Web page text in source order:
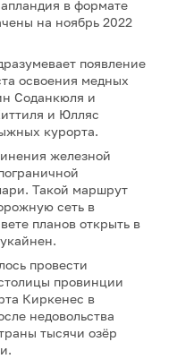
в формате
на ноябрь 2022
появление
освоения медных
Соданкюля и
и Юлляс
курорта.
железной
Такой маршрут
сеть в
планов открыть в
провести
провинции
Киркенес в
недовольства
тысячи озёр